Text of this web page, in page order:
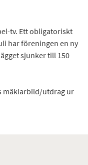
tv. Ett obligatoriskt
har föreningen en ny
sjunker till 150
mäklarbild/utdrag ur